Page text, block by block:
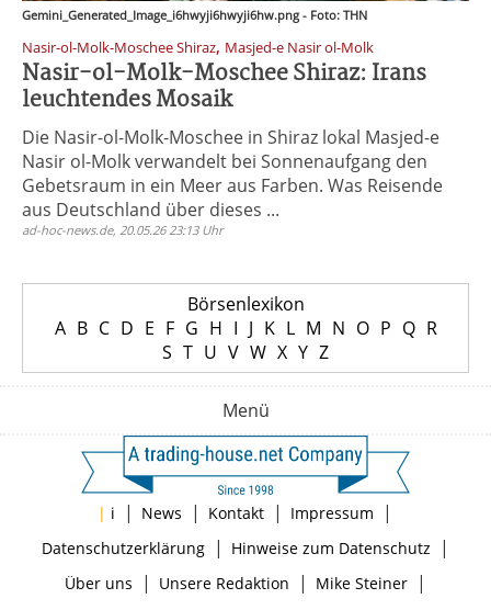
Gemini_Generated_Image_i6hwyji6hwyji6hw.png - Foto: THN
Nasir-ol-Molk-Moschee Shiraz, Masjed-e Nasir ol-Molk
Nasir-ol-Molk-Moschee Shiraz: Irans
leuchtendes Mosaik
Die Nasir-ol-Molk-Moschee in Shiraz lokal Masjed-e
Nasir ol-Molk verwandelt bei Sonnenaufgang den
Gebetsraum in ein Meer aus Farben. Was Reisende
aus Deutschland über dieses ...
ad-hoc-news.de, 20.05.26 23:13 Uhr
Börsenlexikon
A B C D E F G H I J K L M N O P Q R
S T U V W X Y Z
Menü
| i | News | Kontakt | Impressum |
Datenschutzerklärung| Hinweise zum Datenschutz |
Über uns | Unsere Redaktion | Mike Steiner|